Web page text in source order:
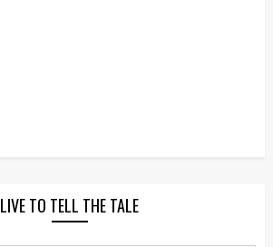
LIVE TO TELL THE TALE